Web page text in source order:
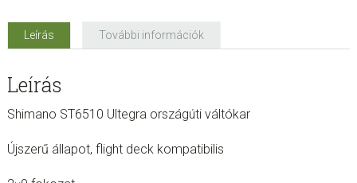
Leírás További információk
Leírás
Shimano ST6510 Ultegra országúti váltókar
Újszerű állapot, flight deck kompatibilis